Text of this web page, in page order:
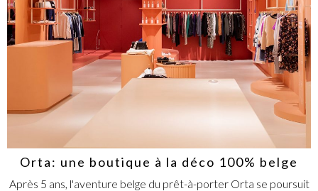
Orta: une boutique à la déco 100% belge
Après 5 ans, l'aventure belge du prêt-à-porter Orta se poursuit